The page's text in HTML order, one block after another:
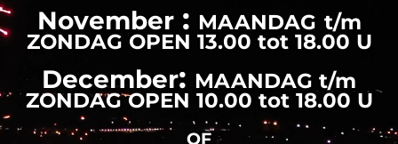
November: MAANDAG t/m
ZONDAG OPEN 13.00 tot 18.00 U
December: MAANDAG t/m
ZONDAG OPEN 10.00 tot 18.00 U
OF